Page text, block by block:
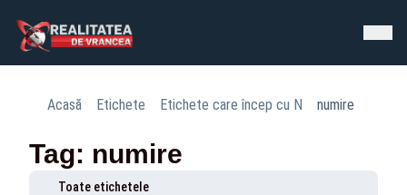
Acasă Etichete Etichete care încep cu N numire
Tag: numire
Toate etichetele